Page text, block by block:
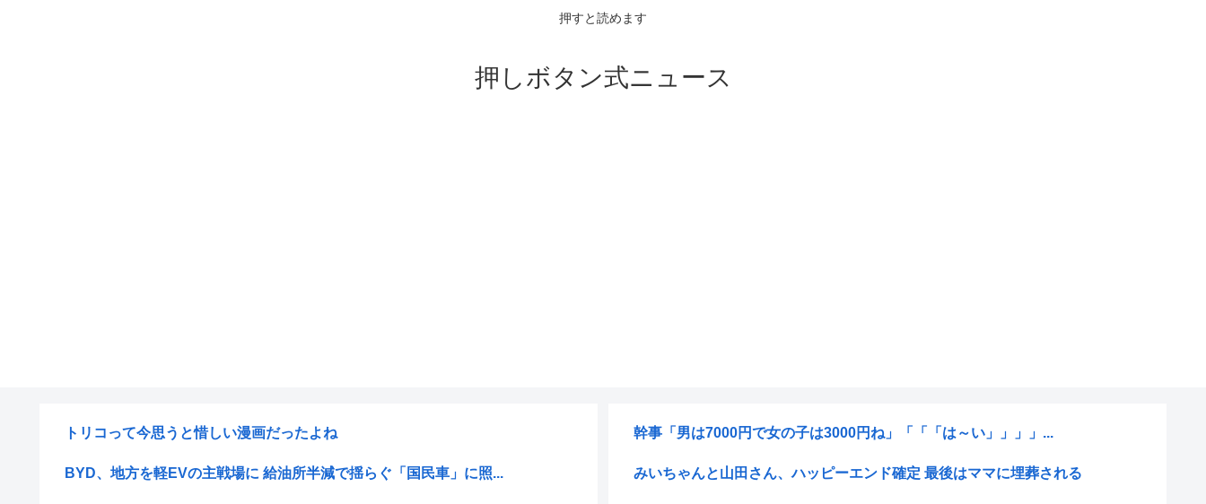
押すと読めます
押しボタン式ニュース
トリコって今思うと惜しい漫画だったよね
BYD、地方を軽EVの主戦場に 給油所半減で揺らぐ「国民車」に照...
幹事「男は7000円で女の子は3000円ね」「「「は～い」」」」...
みいちゃんと山田さん、ハッピーエンド確定 最後はママに埋葬される